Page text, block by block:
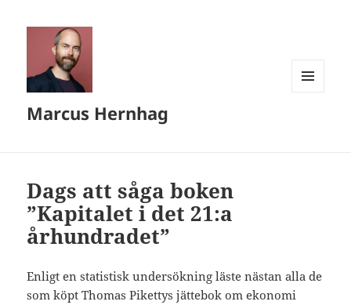
Marcus Hernhag
Dags att såga boken
”Kapitalet i det 21:a
århundradet”
Enligt en statistisk undersökning läste nästan alla de
som köpt Thomas Pikettys jättebok om ekonomi